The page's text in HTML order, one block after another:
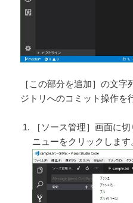
［この部分を追加］の文
ジトリへのコミット操作を
［ソース管理］画面に
ニューをクリックします